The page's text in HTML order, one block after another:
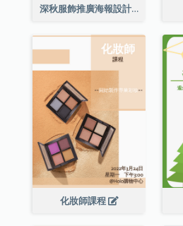
深秋服飾推廣海報設計
化妝師課程